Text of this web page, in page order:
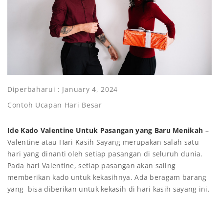
Diperbaharui : January 4, 2024
Contoh Ucapan Hari Besar
Ide Kado Valentine Untuk Pasangan yang Baru Menikah –
Valentine atau Hari Kasih Sayang merupakan salah satu
hari yang dinanti oleh setiap pasangan di seluruh dunia.
Pada hari Valentine, setiap pasangan akan saling
memberikan kado untuk kekasihnya. Ada beragam barang
yang bisa diberikan untuk kekasih di hari kasih sayang ini.